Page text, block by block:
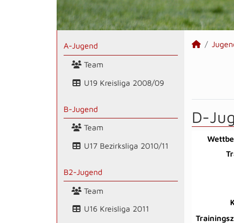
A-Jugend
Team
U19 Kreisliga 2008/09
B-Jugend
Team
U17 Bezirksliga 2010/11
B2-Jugend
Team
U16 Kreisliga 2011
D-